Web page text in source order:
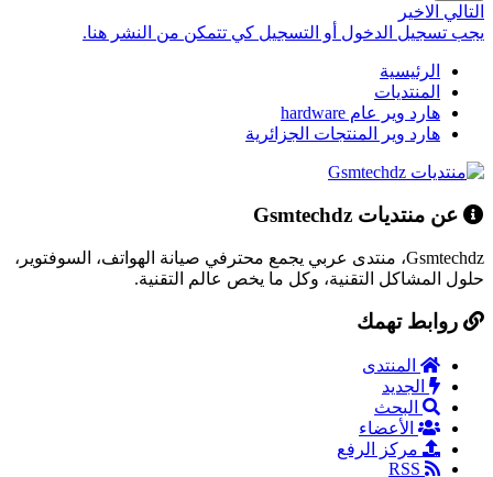
التالي الاخير
يجب تسجيل الدخول أو التسجيل كي تتمكن من النشر هنا.
الرئيسية
المنتديات
هارد وير عام hardware
هارد وير المنتجات الجزائرية
عن منتديات Gsmtechdz
Gsmtechdz، منتدى عربي يجمع محترفي صيانة الهواتف، السوفتوير،
حلول المشاكل التقنية، وكل ما يخص عالم التقنية.
روابط تهمك
المنتدى
الجديد
البحث
الأعضاء
مركز الرفع